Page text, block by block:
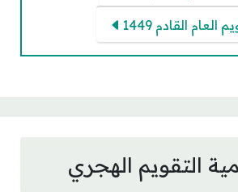
العام القادم 1449
التقويم الهجري